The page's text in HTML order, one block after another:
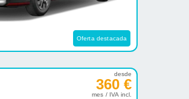
Oferta destacada
desde
360 €
mes / IVA incl.